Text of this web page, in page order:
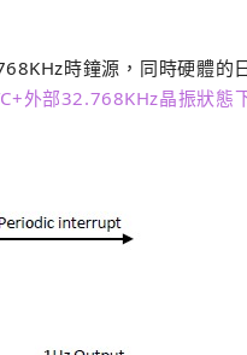
時鐘源，同時硬體的
外部32.768KHz晶振狀態